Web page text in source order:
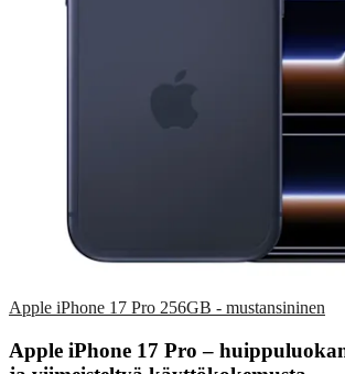
Apple iPhone 17 Pro 256GB - mustansininen
Apple iPhone 17 Pro –